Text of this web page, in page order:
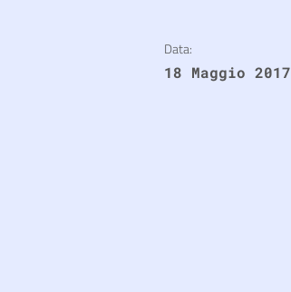
Data:
18 Maggio 2017